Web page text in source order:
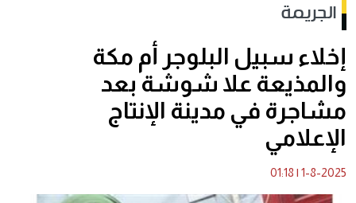
الجريمة
إخلاء سبيل البلوجر أم مكة
والمذيعة علا شوشة بعد
مشاجرة في مدينة الإنتاج
الإعلامي
1-8-2025
|
01:18